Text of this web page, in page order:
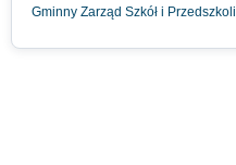
Gminny Zarząd Szkół i Przedszkoli